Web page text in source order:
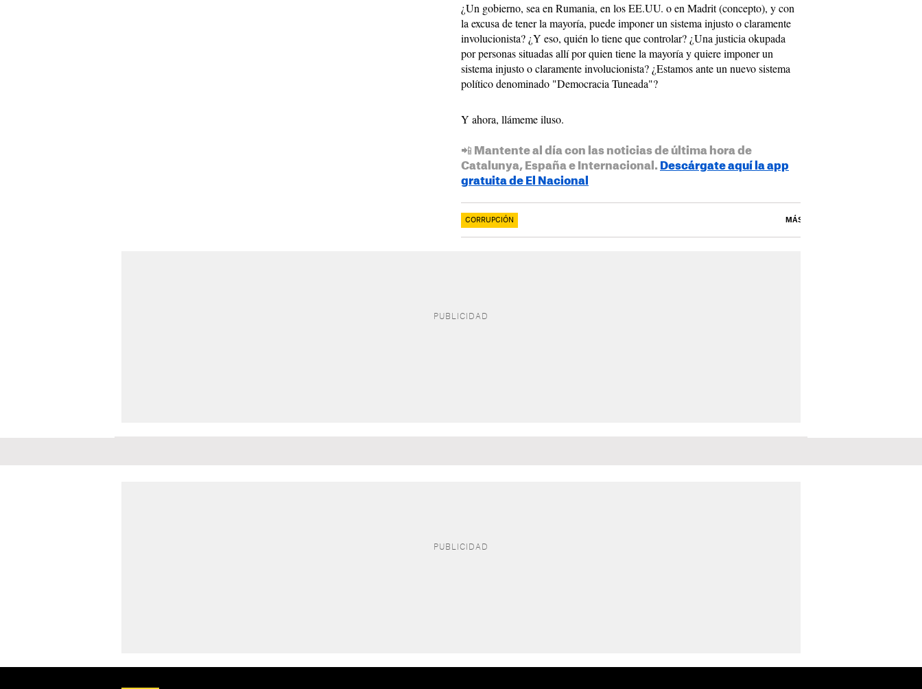
¿Un gobierno, sea en Rumania, en los EE.UU. o en Madrit (concepto), y con
la excusa de tener la mayoría, puede imponer un sistema injusto o claramente
involucionista? ¿Y eso, quién lo tiene que controlar? ¿Una justicia okupada
por personas situadas allí por quien tiene la mayoría y quiere imponer un
sistema injusto o claramente involucionista? ¿Estamos ante un nuevo sistema
político denominado "Democracia Tuneada"?
Y ahora, llámeme iluso.
📲 Mantente al día con las noticias de última hora de
Catalunya, España e Internacional. Descárgate aquí la app
gratuita de El Nacional
CORRUPCIÓN MÁS